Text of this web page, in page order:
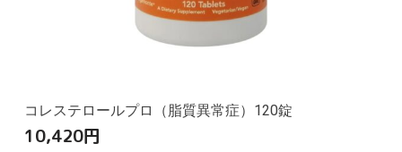
コレステロールプロ（脂質異常症）120錠
10,420円